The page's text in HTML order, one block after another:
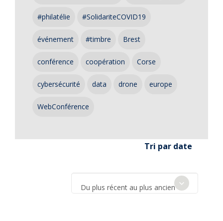
#philatélie #SolidariteCOVID19
événement #timbre Brest
conférence coopération Corse
cybersécurité data drone europe
WebConférence
Tri par date
Du plus récent au plus ancien